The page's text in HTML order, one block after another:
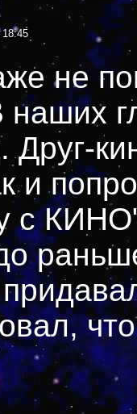
не
наших
Друг-
и
с